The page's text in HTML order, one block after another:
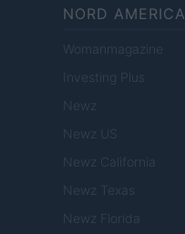
NORD AMERICA
Womanmagazine
Investing Plus
Newz
Newz US
Newz California
Newz Texas
Newz Florida